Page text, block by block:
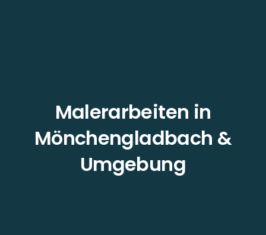
Malerarbeiten in
Mönchengladbach &
Umgebung